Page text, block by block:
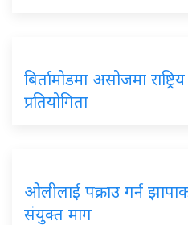
बिर्तामोडमा असोजमा
प्रतियोगिता
ओलीलाई पक्राउ गर्न
संयुक्त माग